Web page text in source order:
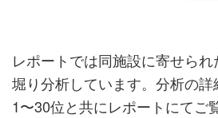
レポートでは同施設に寄せら
堀り分析しています。分析の
1〜30位と共にレポートにてご